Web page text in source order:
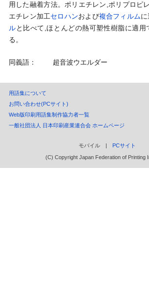
用した融着方法。ポリエチレン,ポリプロピ
エチレン加工セロハンおよび複合フィルム
ルと比べて,ほとんどの熱可塑性樹脂に適用
る。
同義語： 超音波ウエルダー
用語集について
お問い合わせ(PCサイト)
Web版印刷用語集制作協力者一覧
一般社団法人 日本印刷産業連合会 ホームページ
モバイル | PCサイト
(C) Copyright Japan Federation of Printing